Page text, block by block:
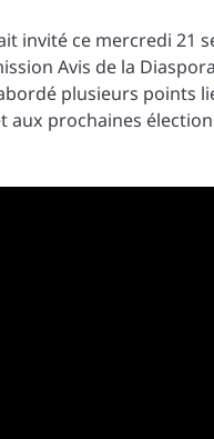
invité ce mercredi 21
Avis de la
plusieurs points
aux prochaines